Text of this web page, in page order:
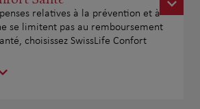
relatives à la prévention et à
se limitent pas au remboursement
choisissez SwissLife Confort